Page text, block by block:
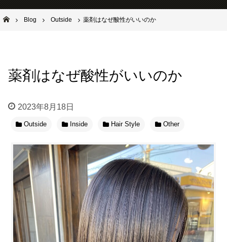
池田市石橋の美容室ならヘアサロンSolana（ソラーナ）
Blog Outside 薬剤はなぜ酸性がいいのか
薬剤はなぜ酸性がいいのか
2023年8月18日
Outside Inside Hair Style Other